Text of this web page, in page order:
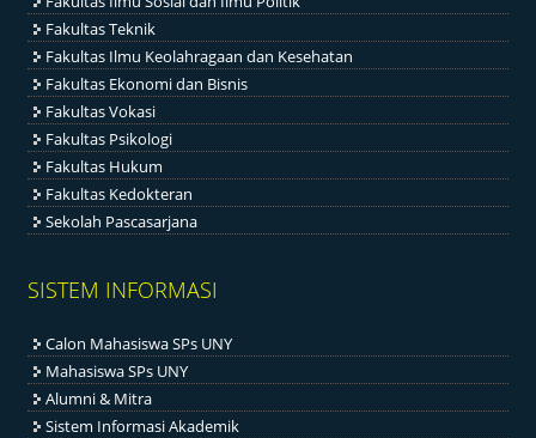
Fakultas Teknik
Fakultas Ilmu Keolahragaan dan Kesehatan
Fakultas Ekonomi dan Bisnis
Fakultas Vokasi
Fakultas Psikologi
Fakultas Hukum
Fakultas Kedokteran
Sekolah Pascasarjana
SISTEM INFORMASI
Calon Mahasiswa SPs UNY
Mahasiswa SPs UNY
Alumni & Mitra
Sistem Informasi Akademik